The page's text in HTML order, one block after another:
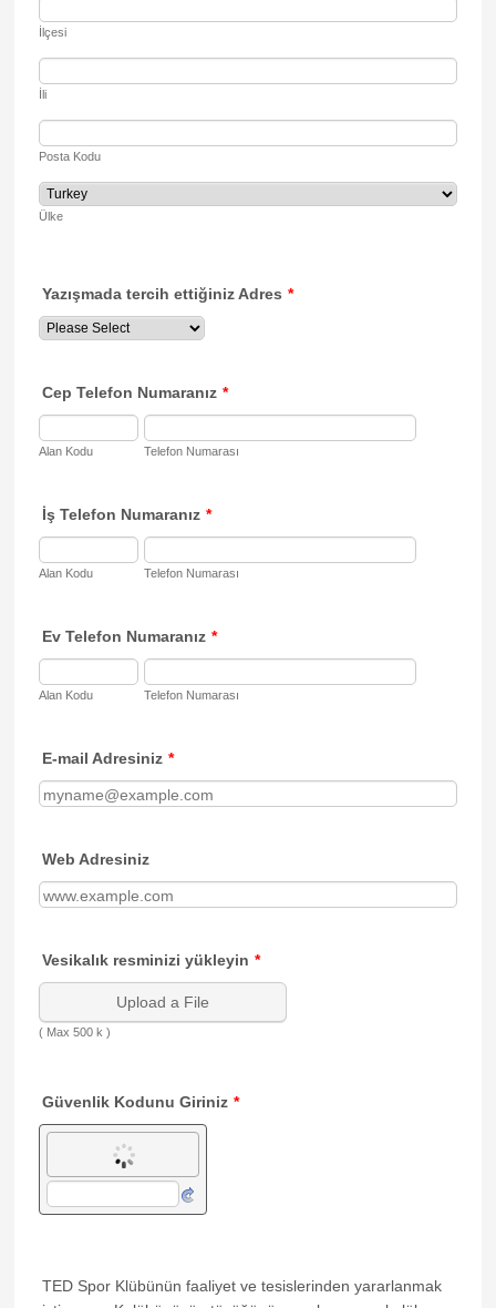
İlçesi
İli
Posta Kodu
Ülke
Yazışmada tercih ettiğiniz Adres *
Cep Telefon Numaranız *
Alan Kodu Telefon Numarası
İş Telefon Numaranız *
Alan Kodu Telefon Numarası
Ev Telefon Numaranız *
Alan Kodu Telefon Numarası
E-mail Adresiniz *
Web Adresiniz
Vesikalık resminizi yükleyin *
Upload a File
( Max 500 k )
Güvenlik Kodunu Giriniz *
TED Spor Klübünün faaliyet ve tesislerinden yararlanmak